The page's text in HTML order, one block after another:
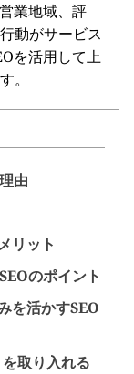
業地域、評
動がサービス
を活用して上
。
由
リット
のポイント
を活かすSEO
取り入れる